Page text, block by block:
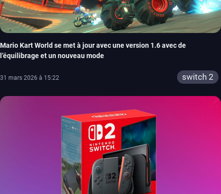
Mario Kart World se met à jour avec une version 1.6 avec de
l’équilibrage et un nouveau mode
31 mars 2026 à 15:22 switch 2